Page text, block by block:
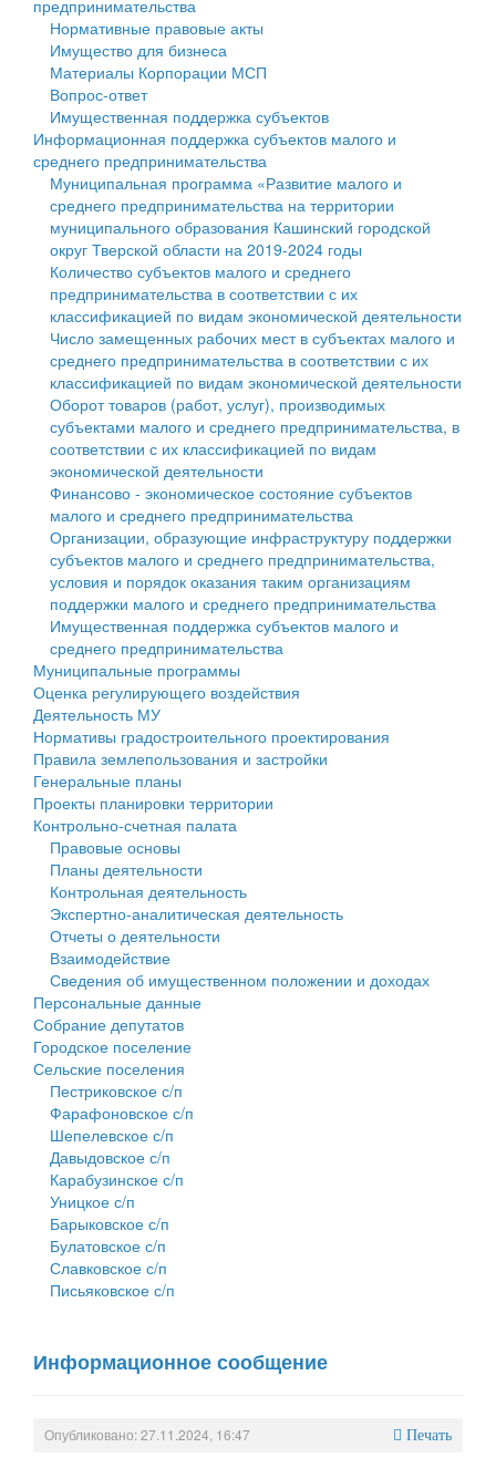
Государственные услуги
Промышленность и АПК
Экономика и бизнес
...
Символика
Устав
Гостям округа
Туризм
Культура
Образование
Здравоохранение
Социальная защита
Фотоальбом
муниципального округа Тверской области
Администрация Кашинского муниципального округа
Тверской области
Управление сельскими территориями
Открытые данные
Работа с обращениями граждан
Муниципальный контроль
Муниципальные услуги
Проекты административных регламентов
Антимонопольный комплаенс
Противодействие коррупции
Финансовое управление
Бюджет для граждан
Имущество
Выявление правообладателей ранее учтенных
объектов недвижимости
Имущественная поддержка субъектов малого и
среднего предпринимательства
Информационная поддержка субъектов малого и
среднего предпринимательства
Муниципальные программы
Контрольно-счетная палата
Персональные данные
Оценка регулирующего воздействия
Деятельность МУ
Нормативы градостроительного проектирования
Правила землепользования и застройки
Генеральные планы
Проекты планировки территории
Собрание депутатов
Городское поселение
Сельские поселения
предпринимательства
Нормативные правовые акты
Имущество для бизнеса
Материалы Корпорации МСП
Вопрос-ответ
Имущественная поддержка субъектов
Информационная поддержка субъектов малого и
среднего предпринимательства
Муниципальная программа «Развитие малого и
среднего предпринимательства на территории
муниципального образования Кашинский городской
округ Тверской области на 2019-2024 годы
Количество субъектов малого и среднего
предпринимательства в соответствии с их
классификацией по видам экономической деятельности
Число замещенных рабочих мест в субъектах малого и
среднего предпринимательства в соответствии с их
классификацией по видам экономической деятельности
Оборот товаров (работ, услуг), производимых
субъектами малого и среднего предпринимательства, в
соответствии с их классификацией по видам
экономической деятельности
Финансово - экономическое состояние субъектов
малого и среднего предпринимательства
Организации, образующие инфраструктуру поддержки
субъектов малого и среднего предпринимательства,
условия и порядок оказания таким организациям
поддержки малого и среднего предпринимательства
Имущественная поддержка субъектов малого и
среднего предпринимательства
Муниципальные программы
Оценка регулирующего воздействия
Деятельность МУ
Нормативы градостроительного проектирования
Правила землепользования и застройки
Генеральные планы
Проекты планировки территории
Контрольно-счетная палата
Правовые основы
Планы деятельности
Контрольная деятельность
Экспертно-аналитическая деятельность
Отчеты о деятельности
Взаимодействие
Сведения об имущественном положении и доходах
Персональные данные
Собрание депутатов
Городское поселение
Сельские поселения
Пестриковское с/п
Фарафоновское с/п
Шепелевское с/п
Давыдовское с/п
Карабузинское с/п
Уницкое с/п
Барыковское с/п
Булатовское с/п
Славковское с/п
Письяковское с/п
Информационное сообщение
Опубликовано: 27.11.2024, 16:47 Печать